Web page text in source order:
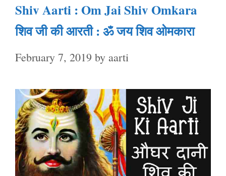
Shiv Aarti : Om Jai Shiv Omkara
शिव जी की आरती : ॐ जय शिव ओमकारा
February 7, 2019 by aarti